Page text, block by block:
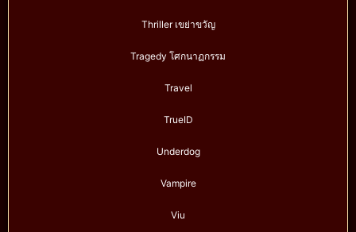
Thriller เขย่าขวัญ
Tragedy โศกนาฏกรรม
Travel
TrueID
Underdog
Vampire
Viu